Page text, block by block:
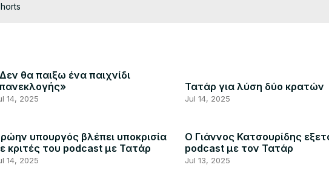
θα παιξω ένα παιχνίδι
14, 2025
Τατάρ για λύση δύο κρατών
Jul 14, 2025
υπουργός βλέπει υποκρισία
κριτές του podcast με Τατάρ
14, 2025
Ο Γιάννος Κατσουρίδης
podcast με τον Τατάρ
Jul 13, 2025